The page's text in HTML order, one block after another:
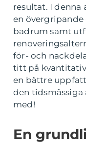
resultat. I
en övergripande
badrum samt
för- och
titt på
en bättre
den tidsmässiga
med!
En